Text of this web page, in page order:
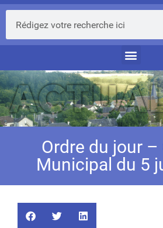
Ordre du jour –
Municipal du 5